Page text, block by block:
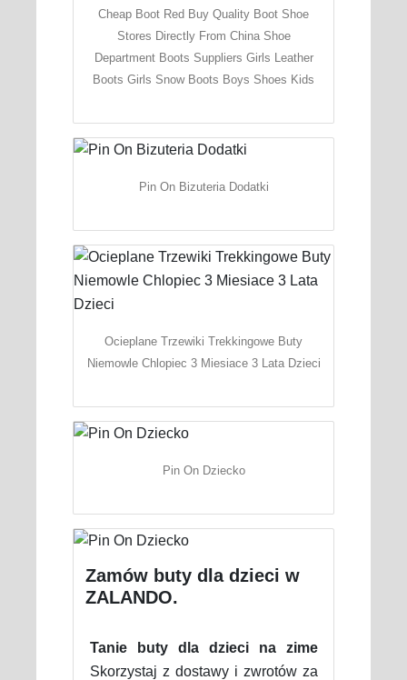
Cheap Boot Red Buy Quality Boot Shoe
Stores Directly From China Shoe
Department Boots Suppliers Girls Leather
Boots Girls Snow Boots Boys Shoes Kids
Pin On Bizuteria Dodatki
Ocieplane Trzewiki Trekkingowe Buty
Niemowle Chlopiec 3 Miesiace 3 Lata Dzieci
Pin On Dziecko
Zamów buty dla dzieci w
ZALANDO.
Tanie buty dla dzieci na zime
Skorzystaj z dostawy i zwrotów za